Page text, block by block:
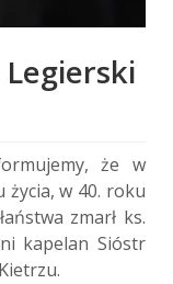
Legierski
że w
życia, w 40. roku
zmarł ks.
kapelan Sióstr